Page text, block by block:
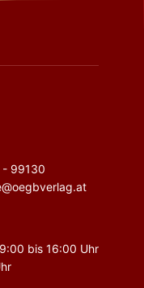
99130
bis 16:00 Uhr